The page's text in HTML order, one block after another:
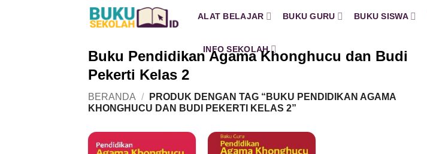
ALAT BELAJAR BUKU GURU BUKU SISWA
INFO SEKOLAH
Buku Pendidikan Agama Khonghucu dan Budi
Pekerti Kelas 2
BERANDA /
PRODUK DENGAN TAG “BUKU PENDIDIKAN AGAMA
KHONGHUCU DAN BUDI PEKERTI KELAS 2”